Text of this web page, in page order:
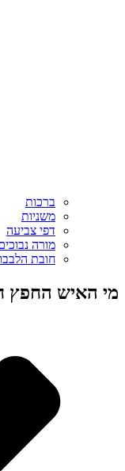
ברכות
משניות
דפי צביעה
מורה
חובת
מי האיש החפץ